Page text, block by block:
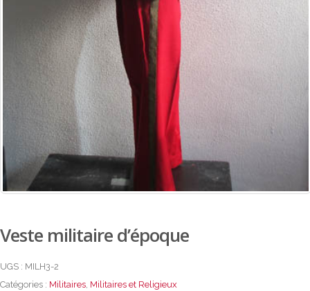
Veste militaire d’époque
UGS : MILH3-2
Catégories : Militaires, Militaires et Religieux